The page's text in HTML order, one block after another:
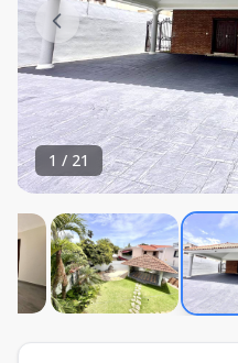
1 / 21